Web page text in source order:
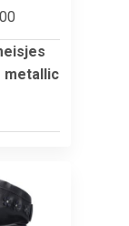
00
metallic